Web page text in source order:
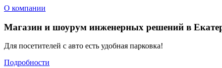
О компании
Магазин и шоурум инженерных решений в
Для посетителей с авто есть удобная парковка!
Подробности